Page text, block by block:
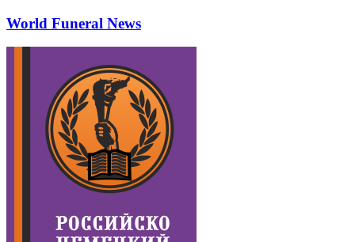
World Funeral News